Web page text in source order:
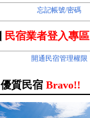
忘記帳號/密碼
民宿業者登入專區
開通民宿管理權限
優質民宿 Bravo!!